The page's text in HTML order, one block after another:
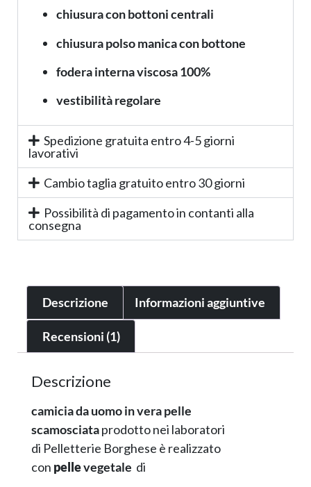
chiusura con bottoni centrali
chiusura polso manica con bottone
fodera interna viscosa 100%
vestibilità regolare
Spedizione gratuita entro 4-5 giorni
lavorativi
Cambio taglia gratuito entro 30 giorni
Possibilità di pagamento in contanti alla
consegna
Descrizione Informazioni aggiuntive
Recensioni (1)
Descrizione
camicia da uomo in vera pelle
scamosciataprodotto nei laboratori
di Pelletterie Borghese è realizzato
con pellevegetale di